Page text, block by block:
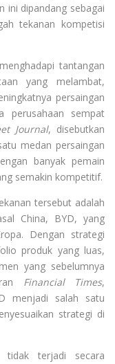
ini dipandang sebagai
tekanan kompetisi
tantangan
yang melambat,
persaingan
perusahaan sempat
Journal, disebutkan
medan persaingan
banyak pemain
semakin kompetitif.
tersebut adalah
China,
BYD, yang
Dengan strategi
produk yang luas,
yang sebelumnya
Financial Times,
menjadi salah satu
strategi di
tidak terjadi secara